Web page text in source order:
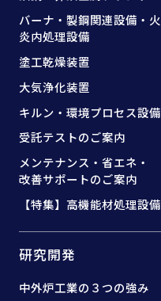
バーナ・製鋼関連設備・ 火
炎内処理設備
塗工乾燥装置
大気浄化装置
キルン・環境プロセス設備
受託テストのご案内
メンテナンス・省エネ・
改善サポートのご案内
【特集】高機能材処理設備
研究開発
中外炉工業の３つの強み